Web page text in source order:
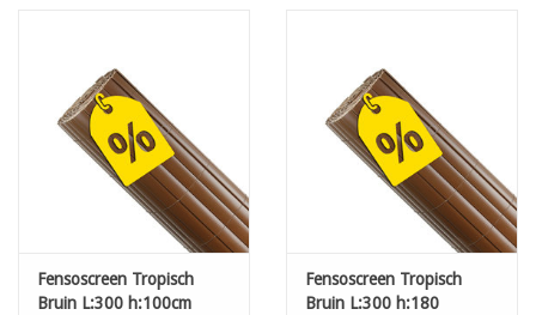
Fensoscreen Tropisch
Bruin L:300 h:100cm
Fensoscreen Tropisch
Bruin L:300 h:180